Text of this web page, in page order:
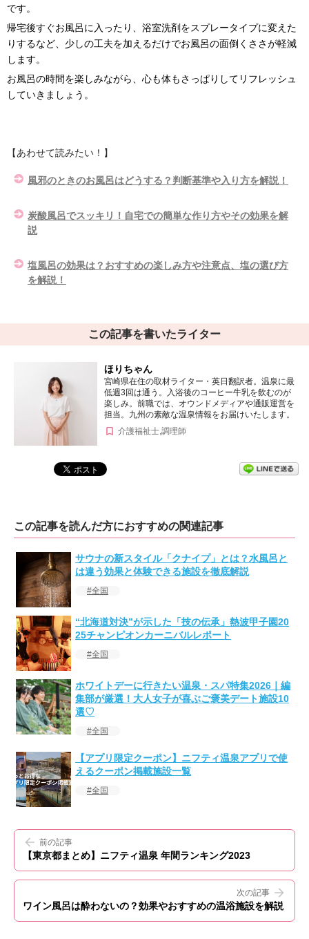
です。
帰宅後すぐお風呂に入ったり、浴室洗剤をスプレータイプに変えた
りするなど、少しの工夫を加えるだけでお風呂の面倒くささが軽減
します。
お風呂の時間を楽しみながら、心も体もさっぱりしてリフレッシュ
していきましょう。
【あわせて読みたい！】
風邪のときのお風呂はどうする？判断基準や入り方を解説！
炭酸風呂でスッキリ！自宅での簡単な作り方やその効果を解
説
塩風呂の効果は？おすすめの楽しみ方や注意点、塩の選び方
を解説！
この記事を書いたライター
ほりちゃん
宮崎県在住の取材ライター・英日翻訳者。温泉に最
低週3回は通う。入浴後のコーヒー牛乳を飲むのが
楽しみ。前職では、オウンドメディアや通販運営を
担当。九州の素敵な温泉情報をお届けいたします。
介護福祉士,調理師
この記事を読んだ方におすすめの関連記事
サウナの新スタイル「クナイプ」とは？水風呂と
は違う効果と体験できる施設を徹底解説
全国
“北海道対決”が示した「技の伝承」熱波甲子園20
25チャンピオンカーニバルレポート
全国
ホワイトデーに行きたい温泉・スパ特集2026｜編
集部が厳選！大人女子が喜ぶご褒美デート施設10
選♡
全国
【アプリ限定クーポン】ニフティ温泉アプリで使
えるクーポン掲載施設一覧
全国
前の記事
【東京都まとめ】ニフティ温泉 年間ランキング2023
次の記事
ワイン風呂は酔わないの？効果やおすすめの温浴施設を解説